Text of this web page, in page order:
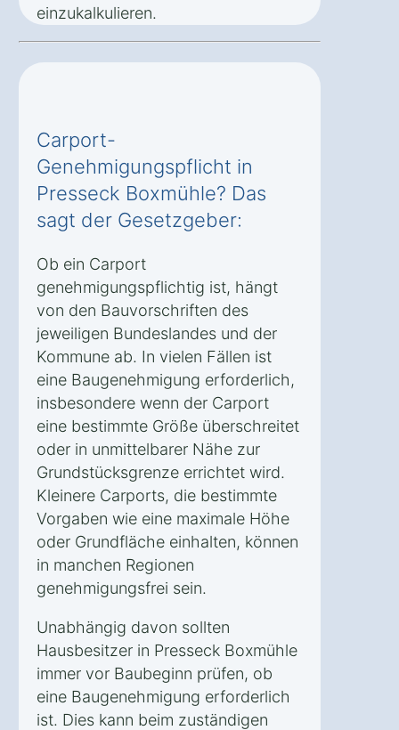
einzukalkulieren.
Carport-
Genehmigungspflicht in
Presseck Boxmühle? Das
sagt der Gesetzgeber:
Ob ein Carport
genehmigungspflichtig ist, hängt
von den Bauvorschriften des
jeweiligen Bundeslandes und der
Kommune ab. In vielen Fällen ist
eine Baugenehmigung erforderlich,
insbesondere wenn der Carport
eine bestimmte Größe überschreitet
oder in unmittelbarer Nähe zur
Grundstücksgrenze errichtet wird.
Kleinere Carports, die bestimmte
Vorgaben wie eine maximale Höhe
oder Grundfläche einhalten, können
in manchen Regionen
genehmigungsfrei sein.
Unabhängig davon sollten
Hausbesitzer in Presseck Boxmühle
immer vor Baubeginn prüfen, ob
eine Baugenehmigung erforderlich
ist. Dies kann beim zuständigen